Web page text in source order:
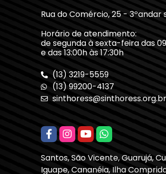
Rua do Comércio, 25 - 3ºandar
Horário de atendimento:
de segunda à sexta-feira das
e das 13:00h às 17:30h
(13) 3219-5559
(13) 99200-4137
sinthoress@sinthoress.org.br
Santos, São Vicente, Guarujá,
Iguape, Cananéia, Ilha